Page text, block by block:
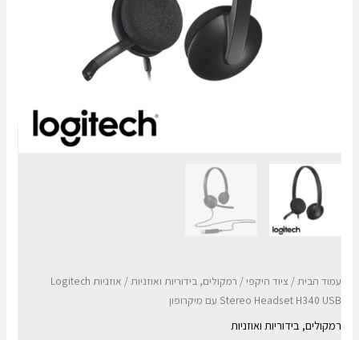
עמוד הבית/ ציוד היקפי/ רמקולים, בידוריות ואוזניות
/ אוזניות Logitech
Stereo Headset H340 USB עם מיקרופון
רמקולים, בידוריות ואוזניות